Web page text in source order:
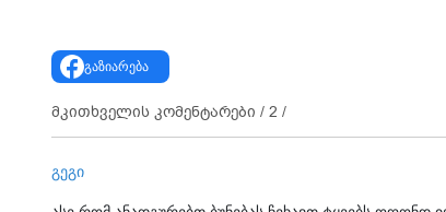
გაზიარება
მკითხველის კომენტარები / 2 /
გეგი